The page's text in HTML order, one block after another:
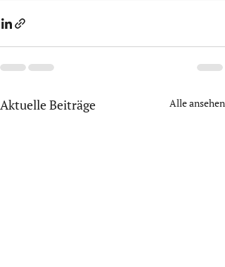
Aktuelle Beiträge Alle ansehen